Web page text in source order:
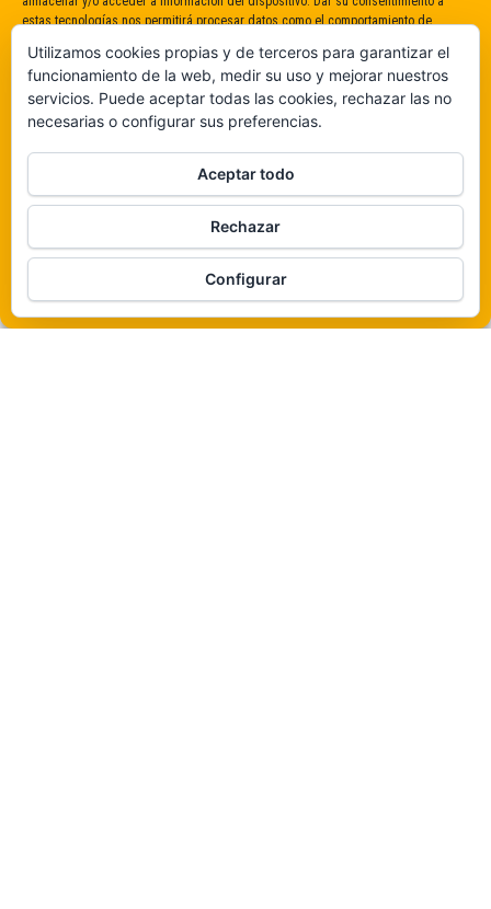
estas tecnologías nos permitirá procesar datos como el comportamiento de
consentimiento puede afectar negativamente a determinadas características y
funciones.
De ninguna manera
Veámos que hay aquí
Política de cookies
WordPress |Tema:
Utilizamos cookies propias y de terceros para garantizar el
funcionamiento de la web, medir su uso y mejorar nuestros
servicios. Puede aceptar todas las cookies, rechazar las no
necesarias o configurar sus preferencias.
Aceptar todo
Rechazar
Configurar